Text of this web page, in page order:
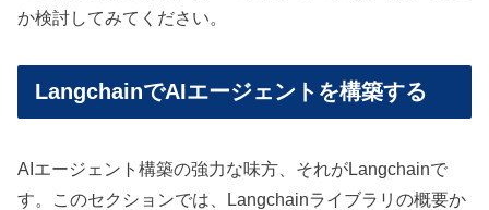
か検討してみてください。
LangchainでAIエージェントを構築する
AIエージェント構築の強力な味方、それがLangchainで
す。このセクションでは、Langchainライブラリの概要か